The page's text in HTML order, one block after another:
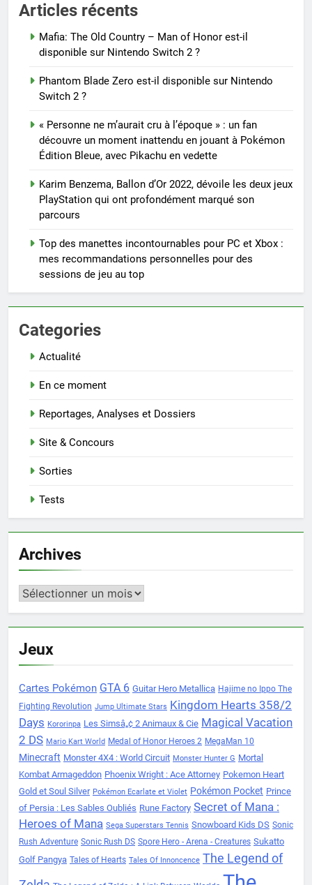
Articles récents
Mafia: The Old Country – Man of Honor est-il
disponible sur Nintendo Switch 2 ?
Phantom Blade Zero est-il disponible sur Nintendo
Switch 2 ?
« Personne ne m’aurait cru à l’époque » : un fan
découvre un moment inattendu en jouant à Pokémon
Édition Bleue, avec Pikachu en vedette
Karim Benzema, Ballon d’Or 2022, dévoile les deux jeux
PlayStation qui ont profondément marqué son
parcours
Top des manettes incontournables pour PC et Xbox :
mes recommandations personnelles pour des
sessions de jeu au top
Categories
Actualité
En ce moment
Reportages, Analyses et Dossiers
Site & Concours
Sorties
Tests
Archives
Archives
Jeux
Cartes Pokémon GTA 6 Guitar Hero Metallica Hajime no Ippo The
Fighting Revolution Jump Ultimate Stars Kingdom Hearts 358/2
Days Kororinpa Les Simsâ„¢ 2 Animaux & Cie Magical Vacation
2 DS Mario Kart World Medal of Honor Heroes 2 MegaMan 10
Minecraft Monster 4X4 : World Circuit Monster Hunter G Mortal
Kombat Armageddon Phoenix Wright : Ace Attorney Pokemon Heart
Gold et Soul Silver Pokémon Ecarlate et Violet Pokémon Pocket Prince
of Persia : Les Sables Oubliés Rune Factory Secret of Mana :
Heroes of Mana Sega Superstars Tennis Snowboard Kids DS Sonic
Rush Adventure Sonic Rush DS Spore Hero - Arena - Creatures Sukatto
Golf Pangya Tales of Hearts Tales Of Innoncence The Legend of